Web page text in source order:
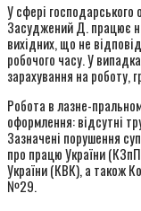
У сфері господарського
Засуджений Д. працює
вихідних, що не
робочого часу. У
зарахування на роботу,
Робота в лазне-
оформлення: відсутні
Зазначені порушення
про працю України
України (КВК), а також
№29.